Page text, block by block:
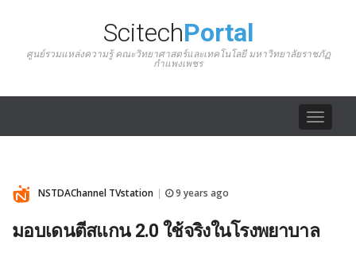
ScitechPortal
ศูนย์รวมแหล่งความรู้ คณะวิทยาศาสตร์และเทคโนโลยี มหาวิทยาลัยราชภัฏ
กำแพงเพชร
Toggle
NSTDAChannel TVstation 9 years ago
มอบเดนตีสแกน 2.0 ใช้จริงในโรงพยาบาล